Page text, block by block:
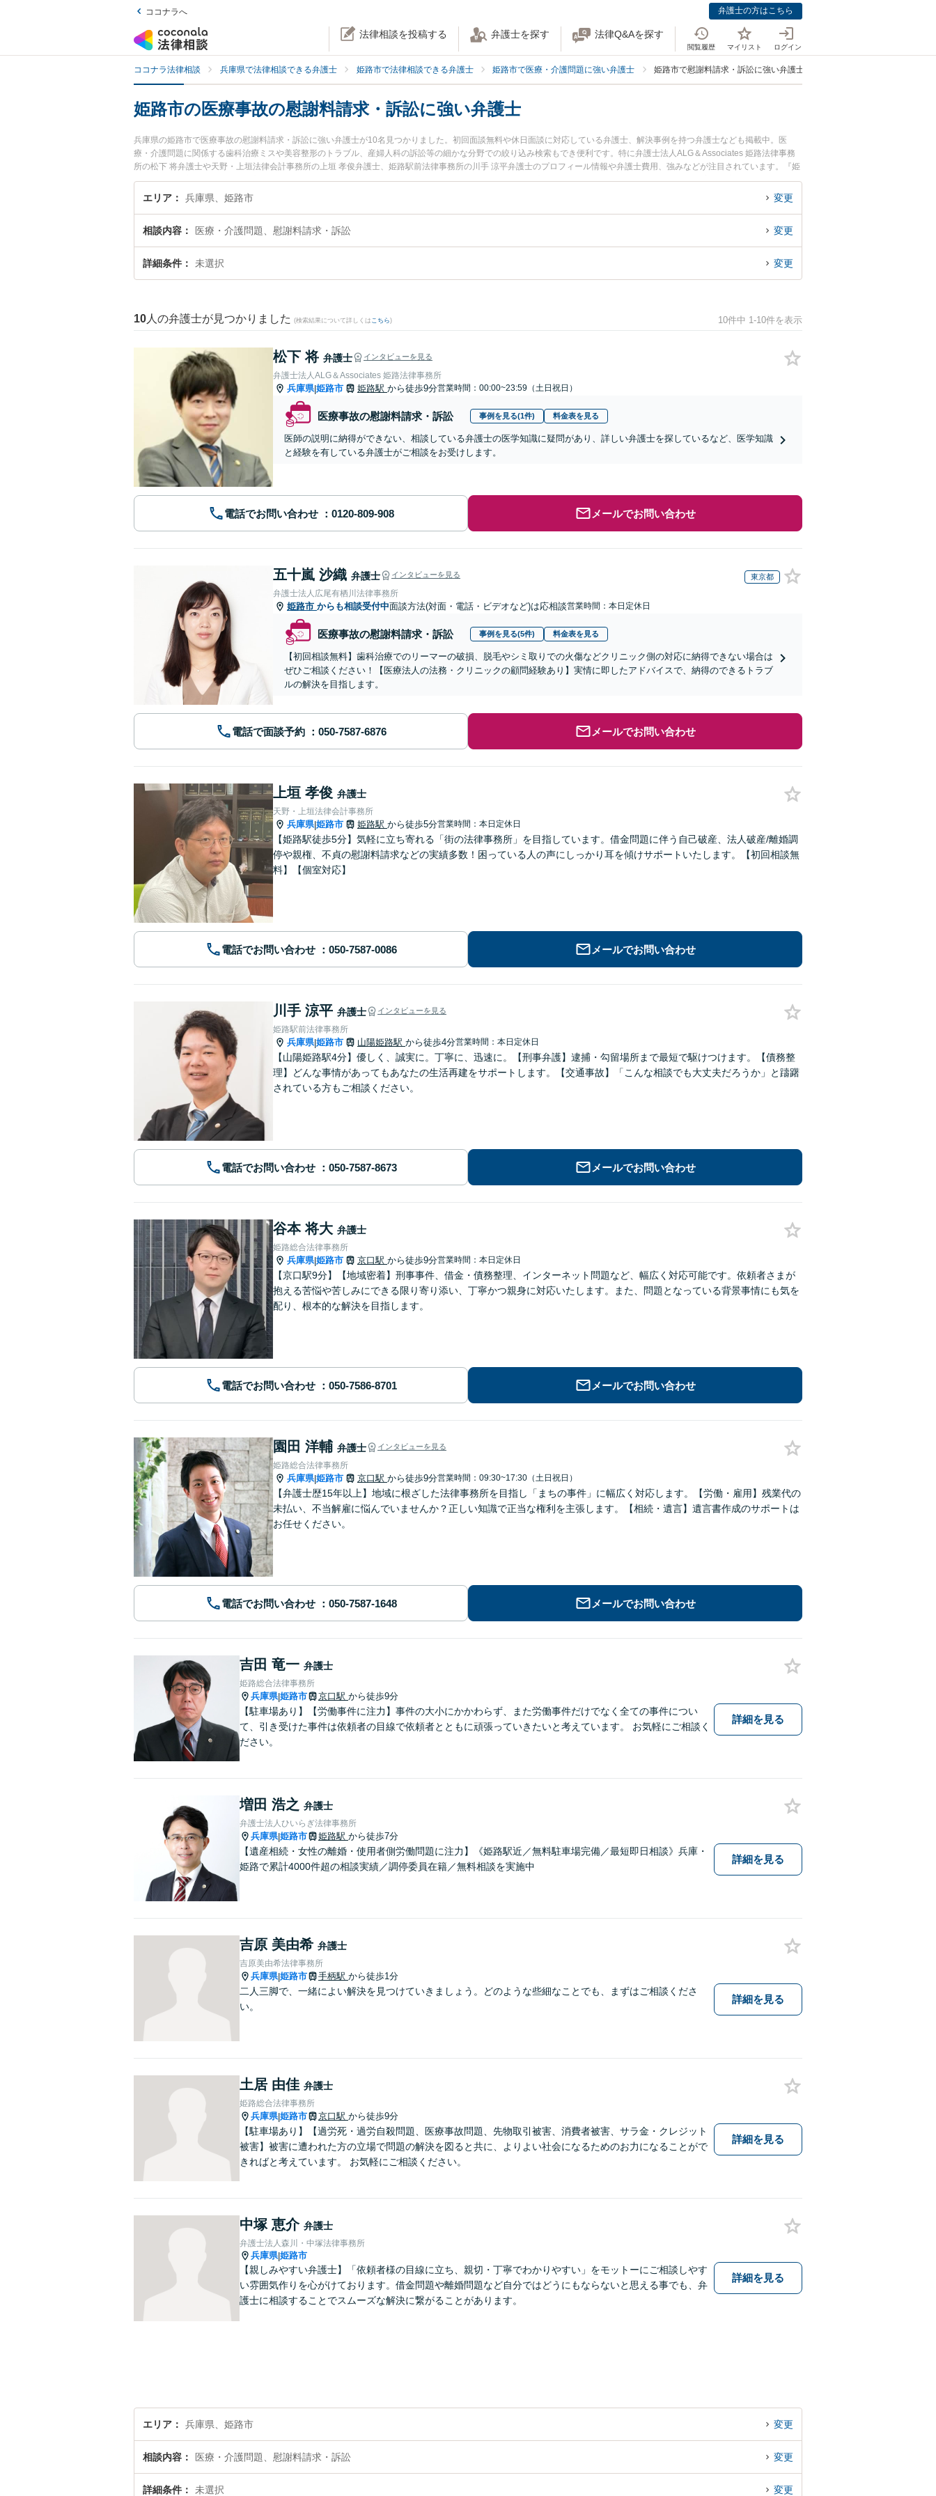
ココナラへ 弁護士の方はこちら
法律相談を投稿する 弁護士を探す 法律Q&Aを探す
閲覧履歴 マイリスト ログイン
ココナラ法律相談 兵庫県で法律相談できる弁護士 姫路市で法律相談できる弁護士 姫路市で医療・介護問題に強い弁護士 姫路市で慰謝料請求・訴訟に強い弁護士
姫路市の医療事故の慰謝料請求・訴訟に強い弁護士
兵庫県の姫路市で医療事故の慰謝料請求・訴訟に強い弁護士が10名見つかりました。初回面談無料や休日面談に対応している弁護士、解決事例を持つ弁護士なども掲載中。医
療・介護問題に関係する歯科治療ミスや美容整形のトラブル、産婦人科の訴訟等の細かな分野での絞り込み検索もでき便利です。特に弁護士法人ALG＆Associates 姫路法律事務
所の松下 将弁護士や天野・上垣法律会計事務所の上垣 孝俊弁護士、姫路駅前法律事務所の川手 涼平弁護士のプロフィール情報や弁護士費用、強みなどが注目されています。『姫
路市で土日や夜間に発生した医療事故の慰謝料請求・訴訟のトラブルを今すぐに弁護士に相談したい』『医療事故の慰謝料請求・訴訟のトラブル解決の実績豊富な近くの弁護士を
検索したい』『初回相談無料で医療事故の慰謝料請求・訴訟を法律相談できる姫路市内の弁護士に相談予約したい』などでお困りの相談者さんにおすすめです。
エリア 兵庫県、姫路市 変更
相談内容 医療・介護問題、慰謝料請求・訴訟 変更
詳細条件 未選択 変更
10 人の弁護士が見つかりました (検索結果について詳しくは こちら) 10件中 1-10件を表示
松下 将 弁護士 インタビューを見る
弁護士法人ALG＆Associates 姫路法律事務所
兵庫県|姫路市 姫路駅 から徒歩9分営業時間：00:00~23:59（土日祝日）
医療事故の慰謝料請求・訴訟 事例を見る(1件) 料金表を見る
医師の説明に納得ができない、相談している弁護士の医学知識に疑問があり、詳しい弁護士を探しているなど、医学知識
と経験を有している弁護士がご相談をお受けします。
電話でお問い合わせ メールでお問い合わせ
五十嵐 沙織 弁護士 インタビューを見る 東京都
弁護士法人広尾有栖川法律事務所
姫路市 からも相談受付中面談方法(対面・電話・ビデオなど)は応相談営業時間：本日定休日
医療事故の慰謝料請求・訴訟 事例を見る(5件) 料金表を見る
【初回相談無料】歯科治療でのリーマーの破損、脱毛やシミ取りでの火傷などクリニック側の対応に納得できない場合は
ぜひご相談ください！【医療法人の法務・クリニックの顧問経験あり】実情に即したアドバイスで、納得のできるトラブ
ルの解決を目指します。
電話で面談予約 メールでお問い合わせ
上垣 孝俊 弁護士
天野・上垣法律会計事務所
兵庫県|姫路市 姫路駅 から徒歩5分営業時間：本日定休日
【姫路駅徒歩5分】気軽に立ち寄れる「街の法律事務所」を目指しています。借金問題に伴う自己破産、法人破産/離婚調
停や親権、不貞の慰謝料請求などの実績多数！困っている人の声にしっかり耳を傾けサポートいたします。【初回相談無
料】【個室対応】
電話でお問い合わせ メールでお問い合わせ
川手 涼平 弁護士 インタビューを見る
姫路駅前法律事務所
兵庫県|姫路市 山陽姫路駅 から徒歩4分営業時間：本日定休日
【山陽姫路駅4分】優しく、誠実に。丁寧に、迅速に。【刑事弁護】逮捕・勾留場所まで最短で駆けつけます。【債務整
理】どんな事情があってもあなたの生活再建をサポートします。【交通事故】「こんな相談でも大丈夫だろうか」と躊躇
されている方もご相談ください。
電話でお問い合わせ メールでお問い合わせ
谷本 将大 弁護士
姫路総合法律事務所
兵庫県|姫路市 京口駅 から徒歩9分営業時間：本日定休日
【京口駅9分】【地域密着】刑事事件、借金・債務整理、インターネット問題など、幅広く対応可能です。依頼者さまが
抱える苦悩や苦しみにできる限り寄り添い、丁寧かつ親身に対応いたします。また、問題となっている背景事情にも気を
配り、根本的な解決を目指します。
電話でお問い合わせ メールでお問い合わせ
園田 洋輔 弁護士 インタビューを見る
姫路総合法律事務所
兵庫県|姫路市 京口駅 から徒歩9分営業時間：09:30~17:30（土日祝日）
【弁護士歴15年以上】地域に根ざした法律事務所を目指し「まちの事件」に幅広く対応します。【労働・雇用】残業代の
未払い、不当解雇に悩んでいませんか？正しい知識で正当な権利を主張します。【相続・遺言】遺言書作成のサポートは
お任せください。
電話でお問い合わせ メールでお問い合わせ
吉田 竜一 弁護士
姫路総合法律事務所
兵庫県|姫路市 京口駅 から徒歩9分
【駐車場あり】【労働事件に注力】事件の大小にかかわらず、また労働事件だけでなく全ての事件につい
て、引き受けた事件は依頼者の目線で依頼者とともに頑張っていきたいと考えています。 お気軽にご相談く
ださい。
詳細を見る
増田 浩之 弁護士
弁護士法人ひいらぎ法律事務所
兵庫県|姫路市 姫路駅 から徒歩7分
【遺産相続・女性の離婚・使用者側労働問題に注力】《姫路駅近／無料駐車場完備／最短即日相談》兵庫・
姫路で累計4000件超の相談実績／調停委員在籍／無料相談を実施中
詳細を見る
吉原 美由希 弁護士
吉原美由希法律事務所
兵庫県|姫路市 手柄駅 から徒歩1分
二人三脚で、一緒によい解決を見つけていきましょう。どのような些細なことでも、まずはご相談くださ
い。
詳細を見る
土居 由佳 弁護士
姫路総合法律事務所
兵庫県|姫路市 京口駅 から徒歩9分
【駐車場あり】【過労死・過労自殺問題、医療事故問題、先物取引被害、消費者被害、サラ金・クレジット
被害】被害に遭われた方の立場で問題の解決を図ると共に、よりよい社会になるためのお力になることがで
きればと考えています。 お気軽にご相談ください。
詳細を見る
中塚 恵介 弁護士
弁護士法人森川・中塚法律事務所
兵庫県|姫路市
【親しみやすい弁護士】「依頼者様の目線に立ち、親切・丁寧でわかりやすい」をモットーにご相談しやす
い雰囲気作りを心がけております。借金問題や離婚問題など自分ではどうにもならないと思える事でも、弁
護士に相談することでスムーズな解決に繋がることがあります。
詳細を見る
エリア 兵庫県、姫路市 変更
相談内容 医療・介護問題、慰謝料請求・訴訟 変更
詳細条件 未選択 変更